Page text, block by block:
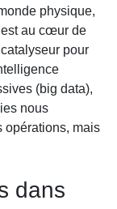
physique,
est au cœur de
pour
(big data),
nous
opérations, mais
dans